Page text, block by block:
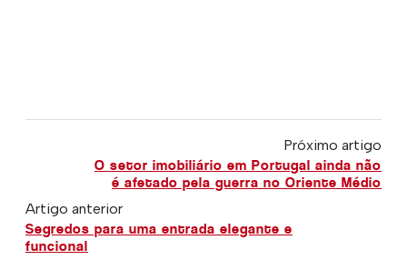
Próximo artigo
O setor imobiliário em Portugal ainda não
é afetado pela guerra no Oriente Médio
Artigo anterior
Segredos para uma entrada elegante e
funcional